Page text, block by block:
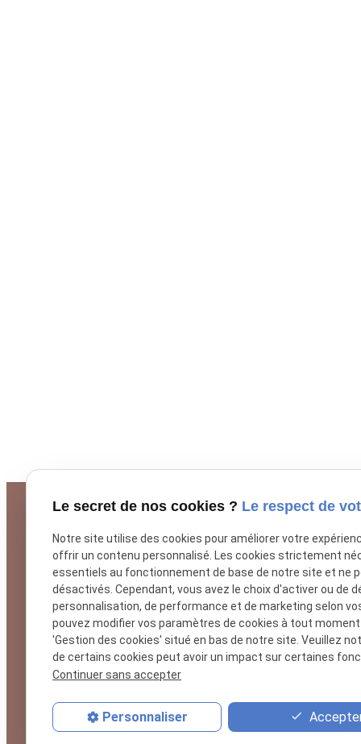
Téléphone
01 88 24 37 62
Le secret de nos cookies ? Le respect de
Notre site utilise des cookies pour améliorer votre
offrir un contenu personnalisé. Les cookies strictement
essentiels au fonctionnement de base de notre site et ne
désactivés. Cependant, vous avez le choix d'activer ou de
personnalisation, de performance et de marketing selon
pouvez modifier vos paramètres de cookies à tout
'Gestion des cookies' situé en bas de notre site. Veuillez
de certains cookies peut avoir un impact sur certaines
Continuer sans accepter
Personnaliser